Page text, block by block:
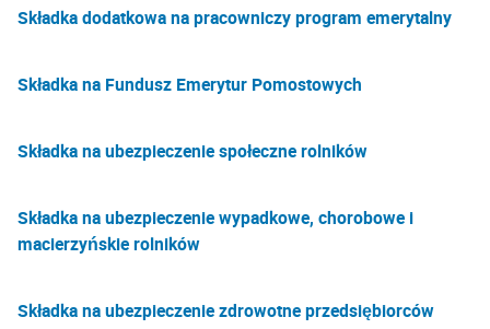
Składka dodatkowa na pracowniczy program emerytalny
Składka na Fundusz Emerytur Pomostowych
Składka na ubezpieczenie społeczne rolników
Składka na ubezpieczenie wypadkowe, chorobowe i
macierzyńskie rolników
Składka na ubezpieczenie zdrowotne przedsiębiorców